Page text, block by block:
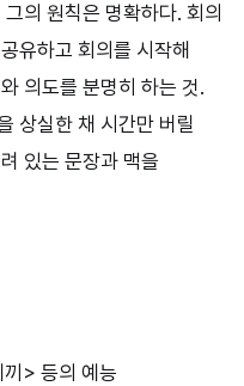
의 원칙은 명확하다. 회의
유하고 회의를 시작해
의도를 분명히 하는 것.
상실한 채 시간만 버릴
있는 문장과 맥을
> 등의 예능